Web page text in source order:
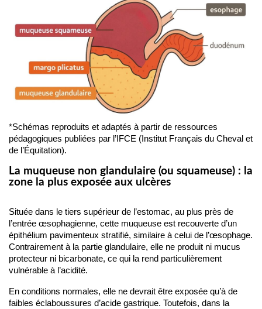
*Schémas reproduits et adaptés à partir de ressources
pédagogiques publiées par l’IFCE (Institut Français du Cheval et
de l’Équitation).
La muqueuse non glandulaire (ou squameuse) : la
zone la plus exposée aux ulcères
Située dans le tiers supérieur de l’estomac, au plus près de
l’entrée œsophagienne, cette muqueuse est recouverte d’un
épithélium pavimenteux stratifié, similaire à celui de l’œsophage.
Contrairement à la partie glandulaire, elle ne produit ni mucus
protecteur ni bicarbonate, ce qui la rend particulièrement
vulnérable à l’acidité.
En conditions normales, elle ne devrait être exposée qu’à de
faibles éclaboussures d’acide gastrique. Toutefois, dans la